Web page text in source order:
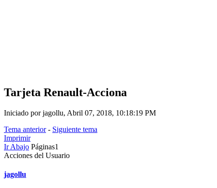
Tarjeta Renault-Acciona
Iniciado por jagollu, Abril 07, 2018, 10:18:19 PM
Tema anterior- Siguiente tema
Imprimir
Ir Abajo Páginas1
Acciones del Usuario
jagollu